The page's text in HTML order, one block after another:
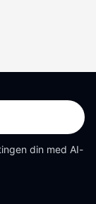
din med AI-